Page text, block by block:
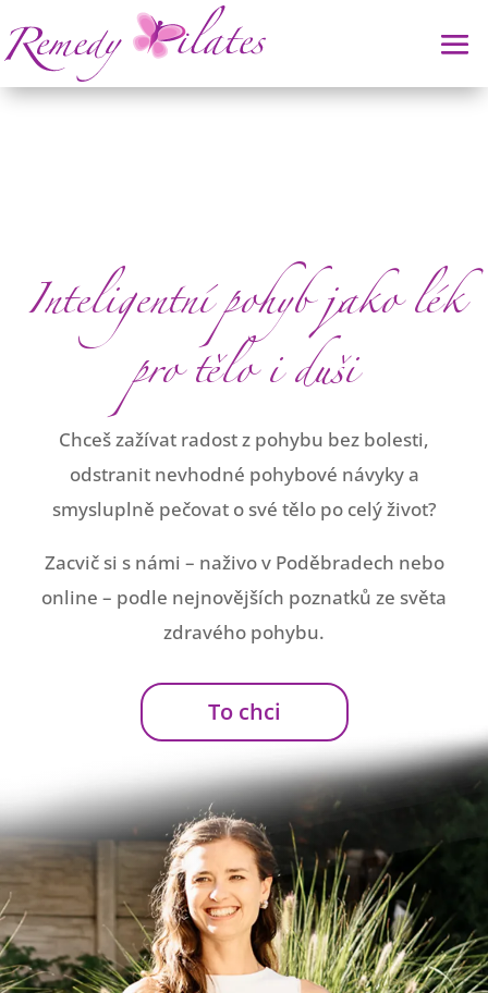
Inteligentní pohyb jako lék
pro tělo i duši
Chceš zažívat radost z pohybu bez bolesti,
odstranit nevhodné pohybové návyky a
smysluplně pečovat o své tělo po celý život?
Zacvič si s námi – naživo v Poděbradech nebo
online – podle nejnovějších poznatků ze světa
zdravého pohybu.
To chci